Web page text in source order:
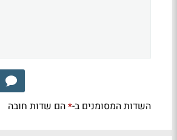
השדות המסומנים ב-*הם שדות חובה